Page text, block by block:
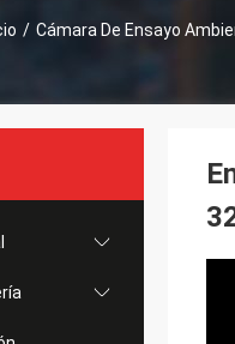
/ Cámara De Ensayo